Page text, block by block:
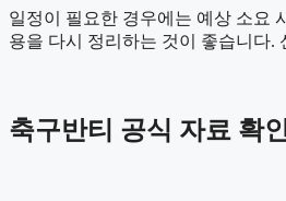
일정이 필요한 경우에는 예상 소요
용을 다시 정리하는 것이 좋습니다.
축구반티 공식 자료 확